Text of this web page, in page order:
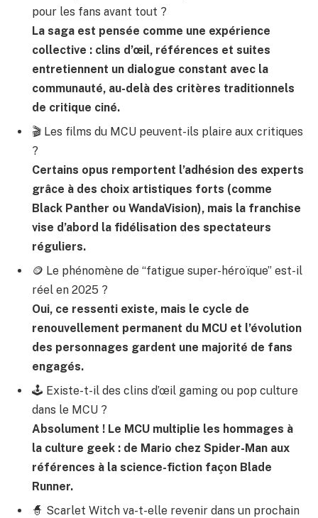
pour les fans avant tout ?
La saga est pensée comme une expérience
collective : clins d’œil, références et suites
entretiennent un dialogue constant avec la
communauté, au-delà des critères traditionnels
de critique ciné.
🎬 Les films du MCU peuvent-ils plaire aux critiques
?
Certains opus remportent l’adhésion des experts
grâce à des choix artistiques forts (comme
Black Panther ou WandaVision), mais la franchise
vise d’abord la fidélisation des spectateurs
réguliers.
🪙 Le phénomène de “fatigue super-héroïque” est-il
réel en 2025 ?
Oui, ce ressenti existe, mais le cycle de
renouvellement permanent du MCU et l’évolution
des personnages gardent une majorité de fans
engagés.
🕹️ Existe-t-il des clins d’œil gaming ou pop culture
dans le MCU ?
Absolument ! Le MCU multiplie les hommages à
la culture geek : de Mario chez Spider-Man aux
références à la science-fiction façon Blade
Runner.
🧙 Scarlet Witch va-t-elle revenir dans un prochain